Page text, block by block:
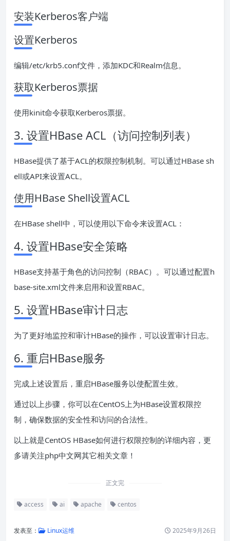
安装Kerberos客户端
设置Kerberos
编辑/etc/krb5.conf文件，添加KDC和Realm信息。
获取Kerberos票据
使用kinit命令获取Kerberos票据。
3. 设置HBase ACL（访问控制列表）
HBase提供了基于ACL的权限控制机制。可以通过HBase sh
ell或API来设置ACL。
使用HBase Shell设置ACL
在HBase shell中，可以使用以下命令来设置ACL：
4. 设置HBase安全策略
HBase支持基于角色的访问控制（RBAC）。可以通过配置h
base-site.xml文件来启用和设置RBAC。
5. 设置HBase审计日志
为了更好地监控和审计HBase的操作，可以设置审计日志。
6. 重启HBase服务
完成上述设置后，重启HBase服务以使配置生效。
通过以上步骤，你可以在CentOS上为HBase设置权限控
制，确保数据的安全性和访问的合法性。
以上就是CentOS HBase如何进行权限控制的详细内容，更
多请关注php中文网其它相关文章！
正文完
access ai apache centos
发表至： Linux运维 2025年9月26日